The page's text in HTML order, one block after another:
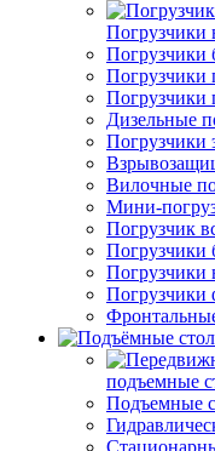
Погрузчики
Погрузчики
Погрузчики
Погрузчики
Дизельные
Погрузчики
Вилочные
Мини-
Погрузчик
Погрузчики
Погрузчики
Погрузчики
подъемные
Подъемные